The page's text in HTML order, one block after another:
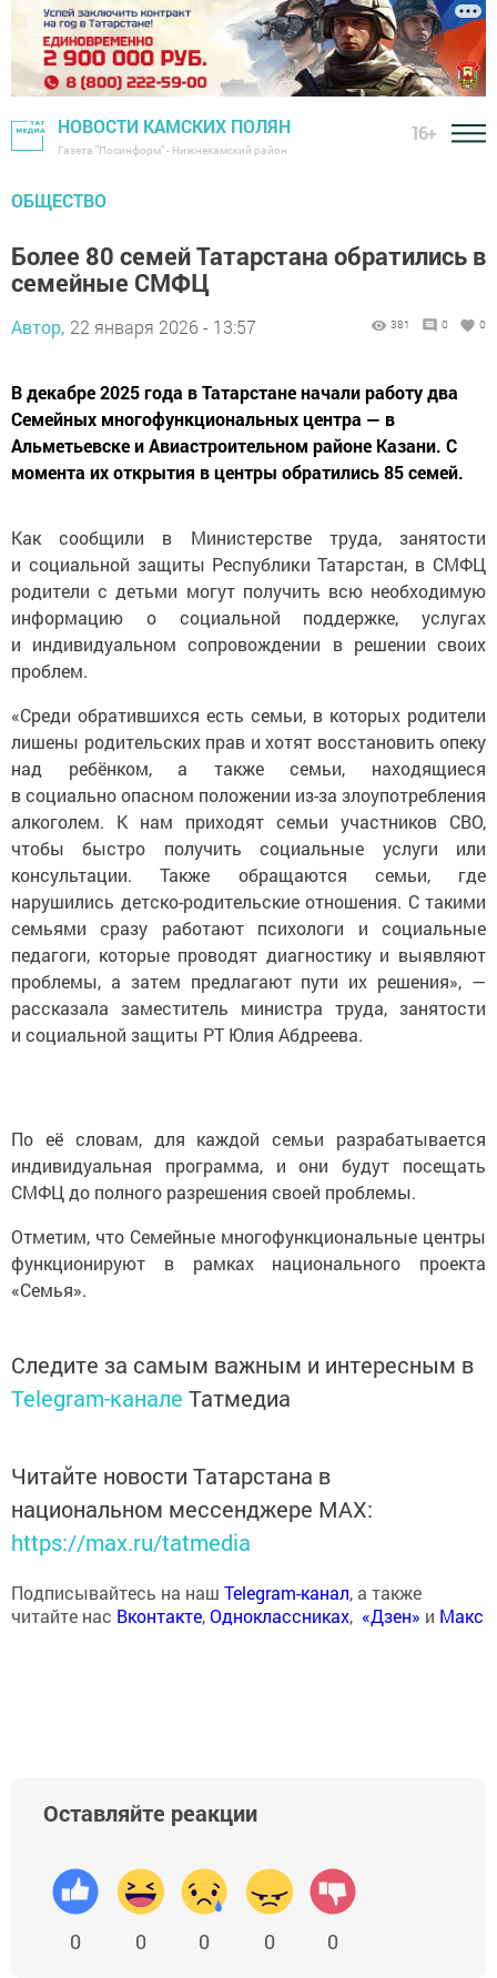
НОВОСТИ КАМСКИХ ПОЛЯН
Газета "Посинформ" - Нижнекамский район
16+
ОБЩЕСТВО
Более 80 семей Татарстана обратились в
семейные СМФЦ
Автор, 22 января 2026 - 13:57 381 0 0
В декабре 2025 года в Татарстане начали работу два
Семейных многофункциональных центра — в
Альметьевске и Авиастроительном районе Казани. С
момента их открытия в центры обратились 85 семей.
Как сообщили в Министерстве труда, занятости
и социальной защиты Республики Татарстан, в СМФЦ
родители с детьми могут получить всю необходимую
информацию о социальной поддержке, услугах
и индивидуальном сопровождении в решении своих
проблем.
«Среди обратившихся есть семьи, в которых родители
лишены родительских прав и хотят восстановить опеку
над ребёнком, а также семьи, находящиеся
в социально опасном положении из-за злоупотребления
алкоголем. К нам приходят семьи участников СВО,
чтобы быстро получить социальные услуги или
консультации. Также обращаются семьи, где
нарушились детско-родительские отношения. С такими
семьями сразу работают психологи и социальные
педагоги, которые проводят диагностику и выявляют
проблемы, а затем предлагают пути их решения», —
рассказала заместитель министра труда, занятости
и социальной защиты РТ Юлия Абдреева.
По её словам, для каждой семьи разрабатывается
индивидуальная программа, и они будут посещать
СМФЦ до полного разрешения своей проблемы.
Отметим, что Семейные многофункциональные центры
функционируют в рамках национального проекта
«Семья».
Следите за самым важным и интересным в
Telegram-канале Татмедиа
Читайте новости Татарстана в
национальном мессенджере MАХ:
https://max.ru/tatmedia
Подписывайтесь на наш Telegram-канал, а также
читайте нас Вконтакте,Одноклассниках, «Дзен» и Макс
Оставляйте реакции
0 0 0 0 0